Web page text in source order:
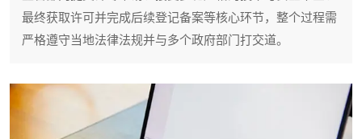
最终获取许可并完成后续登记备案等核心环节，整个过程需
严格遵守当地法律法规并与多个政府部门打交道。